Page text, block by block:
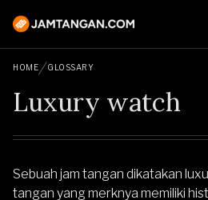
HOME GLOSSARY
Luxury watch
Sebuah jam tangan dikatakan
tangan yang merknya memiliki